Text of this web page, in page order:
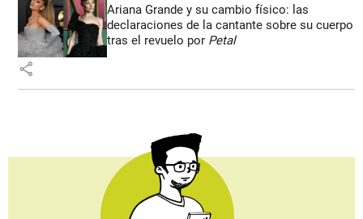
Ariana Grande y su cambio físico: las
declaraciones de la cantante sobre su cuerpo
tras el revuelo por Petal
share